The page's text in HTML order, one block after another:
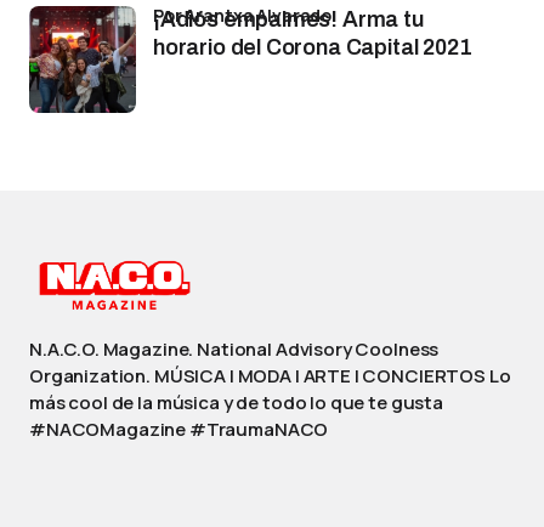
¡Adiós empalmes! Arma tu
horario del Corona Capital 2021
por Arantxa Alvarado
N.A.C.O. Magazine. National Advisory Coolness
Organization. MÚSICA | MODA | ARTE | CONCIERTOS Lo
más cool de la música y de todo lo que te gusta
#NACOMagazine #TraumaNACO